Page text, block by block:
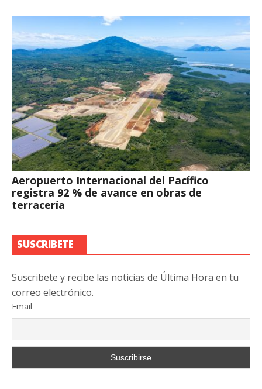
Aeropuerto Internacional del Pacífico
registra 92 % de avance en obras de
terracería
SUSCRIBETE
Suscribete y recibe las noticias de Última Hora en tu
correo electrónico.
Email